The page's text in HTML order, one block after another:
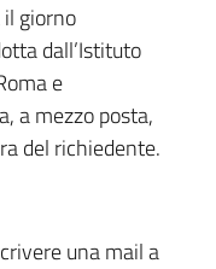
giorno
dall’Istituto
e
a mezzo posta,
del richiedente.
una mail a